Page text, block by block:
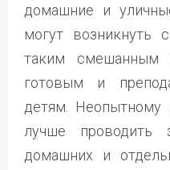
домашние и
могут возникнуть
таким смешанным
готовым и
детям. Неопытному
лучше проводить
домашних и